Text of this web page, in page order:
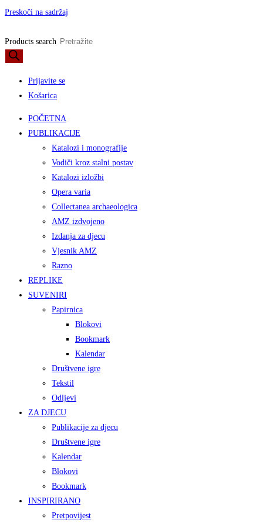
Preskoči na sadržaj
Products search
Prijavite se
Košarica
POČETNA
PUBLIKACIJE
Katalozi i monografije
Vodiči kroz stalni postav
Katalozi izložbi
Opera varia
Collectanea archaeologica
AMZ izdvojeno
Izdanja za djecu
Vjesnik AMZ
Razno
REPLIKE
SUVENIRI
Papirnica
Blokovi
Bookmark
Kalendar
Društvene igre
Tekstil
Odljevi
ZA DJECU
Publikacije za djecu
Društvene igre
Kalendar
Blokovi
Bookmark
INSPIRIRANO
Pretpovijest